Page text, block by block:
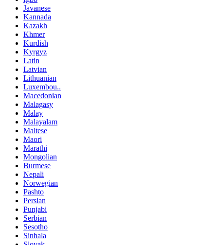
Javanese
Kannada
Kazakh
Khmer
Kurdish
Kyrgyz
Latin
Latvian
Lithuanian
Luxembou..
Macedonian
Malagasy
Malay
Malayalam
Maltese
Maori
Marathi
Mongolian
Burmese
Nepali
Norwegian
Pashto
Persian
Punjabi
Serbian
Sesotho
Sinhala